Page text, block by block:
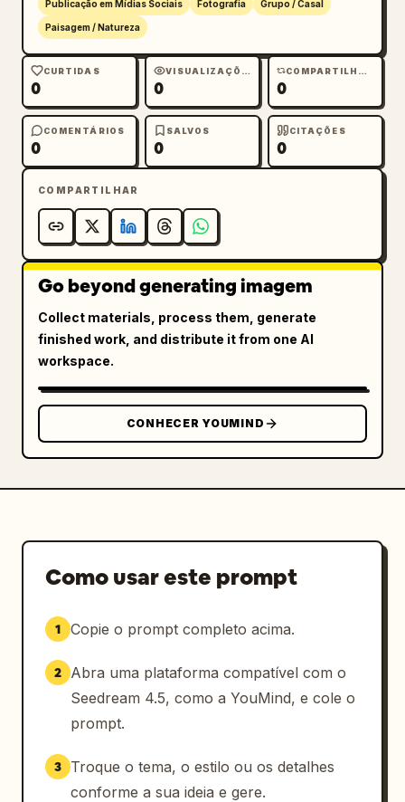
Publicação em Mídias Sociais Fotografia Grupo / Casal
Paisagem / Natureza
CURTIDAS
0
VISUALIZAÇÕES
0
COMPARTILHAMENTOS
0
COMENTÁRIOS
0
SALVOS
0
CITAÇÕES
0
COMPARTILHAR
Go beyond generating imagem
Collect materials, process them, generate
finished work, and distribute it from one AI
workspace.
CONHECER YOUMIND
Como usar este prompt
1 Copie o prompt completo acima.
2
Abra uma plataforma compatível com o
Seedream 4.5, como a YouMind, e cole o
prompt.
3
Troque o tema, o estilo ou os detalhes
conforme a sua ideia e gere.